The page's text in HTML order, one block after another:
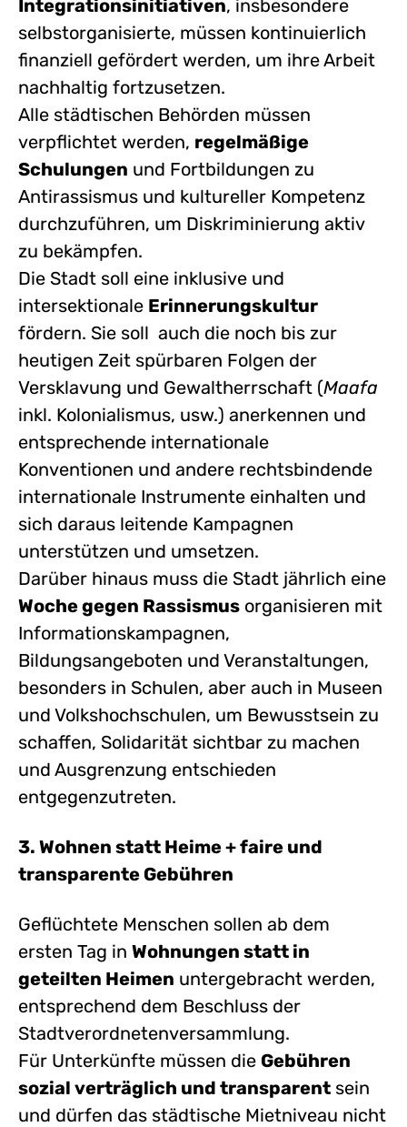
Integrationsinitiativen, insbesondere
selbstorganisierte, müssen kontinuierlich
finanziell gefördert werden, um ihre Arbeit
nachhaltig fortzusetzen.
Alle städtischen Behörden müssen
verpflichtet werden, regelmäßige
Schulungen und Fortbildungen zu
Antirassismus und kultureller Kompetenz
durchzuführen, um Diskriminierung aktiv
zu bekämpfen.
Die Stadt soll eine inklusive und
intersektionale Erinnerungskultur
fördern. Sie soll auch die noch bis zur
heutigen Zeit spürbaren Folgen der
Versklavung und Gewaltherrschaft (Maafa
inkl. Kolonialismus, usw.) anerkennen und
entsprechende internationale
Konventionen und andere rechtsbindende
internationale Instrumente einhalten und
sich daraus leitende Kampagnen
unterstützen und umsetzen.
Darüber hinaus muss die Stadt jährlich eine
Woche gegen Rassismus organisieren mit
Informationskampagnen,
Bildungsangeboten und Veranstaltungen,
besonders in Schulen, aber auch in Museen
und Volkshochschulen, um Bewusstsein zu
schaffen, Solidarität sichtbar zu machen
und Ausgrenzung entschieden
entgegenzutreten.
3. Wohnen statt Heime + faire und
transparente Gebühren
Geflüchtete Menschen sollen ab dem
ersten Tag in Wohnungen statt in
geteilten Heimen untergebracht werden,
entsprechend dem Beschluss der
Stadtverordnetenversammlung.
Für Unterkünfte müssen die Gebühren
sozial verträglich und transparent sein
und dürfen das städtische Mietniveau nicht